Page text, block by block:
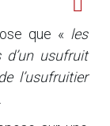
que « les
usufruit
l’usufruitier